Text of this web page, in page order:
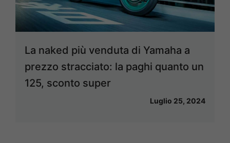
La naked più venduta di Yamaha a
prezzo stracciato: la paghi quanto un
125, sconto super
Luglio 25, 2024